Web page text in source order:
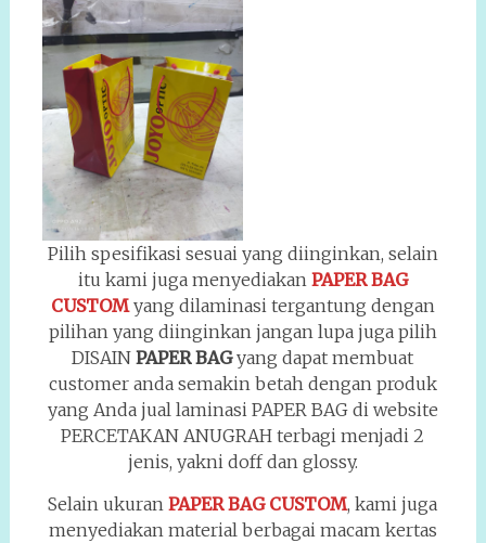
Pilih spesifikasi sesuai yang diinginkan, selain
itu kami juga menyediakan PAPER BAG
CUSTOMyang dilaminasi tergantung dengan
pilihan yang diinginkan jangan lupa juga pilih
DISAINPAPER BAGyang dapat membuat
customer anda semakin betah dengan produk
yang Anda jual laminasi PAPER BAG di website
PERCETAKAN ANUGRAH terbagi menjadi 2
jenis, yakni doff dan glossy.
Selain ukuranPAPER BAG CUSTOM, kami juga
menyediakan material berbagai macam kertas